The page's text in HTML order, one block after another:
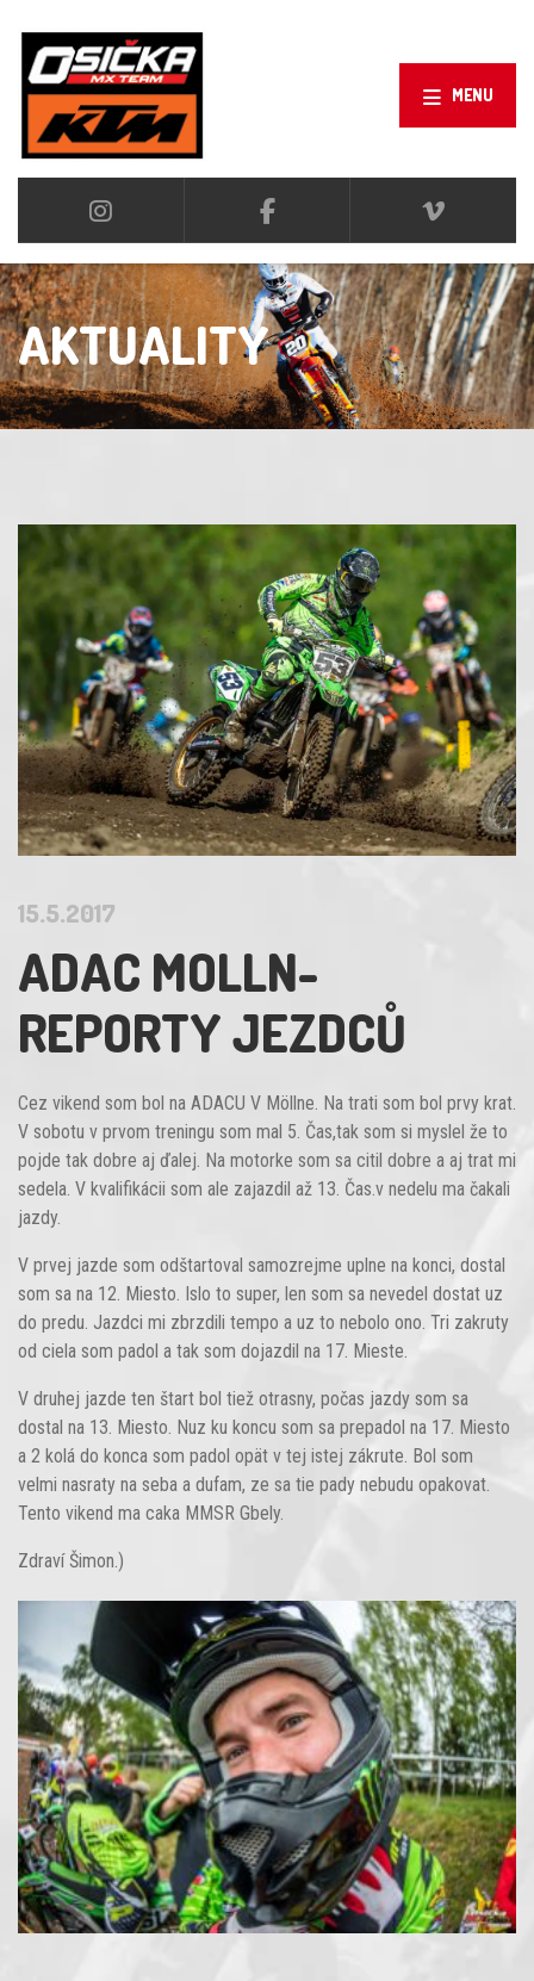
MENU
AKTUALITY
15.5.2017
ADAC MOLLN-
REPORTY JEZDCŮ
Cez vikend som bol na ADACU V Möllne. Na trati som bol prvy krat.
V sobotu v prvom treningu som mal 5. Čas,tak som si myslel že to
pojde tak dobre aj ďalej. Na motorke som sa citil dobre a aj trat mi
sedela. V kvalifikácii som ale zajazdil až 13. Čas.v nedelu ma čakali
jazdy.
V prvej jazde som odštartoval samozrejme uplne na konci, dostal
som sa na 12. Miesto. Islo to super, len som sa nevedel dostat uz
do predu. Jazdci mi zbrzdili tempo a uz to nebolo ono. Tri zakruty
od ciela som padol a tak som dojazdil na 17. Mieste.
V druhej jazde ten štart bol tiež otrasny, počas jazdy som sa
dostal na 13. Miesto. Nuz ku koncu som sa prepadol na 17. Miesto
a 2 kolá do konca som padol opät v tej istej zákrute. Bol som
velmi nasraty na seba a dufam, ze sa tie pady nebudu opakovat.
Tento vikend ma caka MMSR Gbely.
Zdraví Šimon.)